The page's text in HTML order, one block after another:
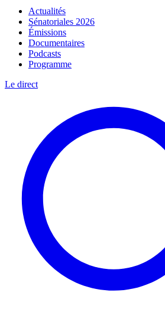
Actualités
Sénatoriales 2026
Émissions
Documentaires
Podcasts
Programme
Le direct